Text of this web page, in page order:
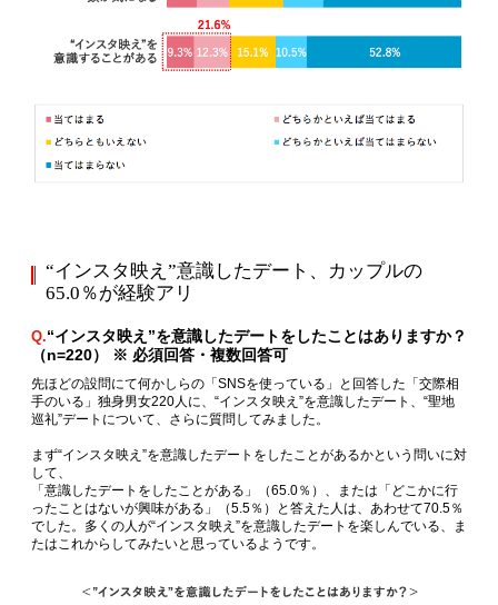
“インスタ映え”意識したデート、カップルの
65.0％が経験アリ
Q.“インスタ映え”を意識したデートをしたことはありますか？
（n=220） ※ 必須回答・複数回答可
先ほどの設問にて何かしらの「SNSを使っている」と回答した「交際相
手のいる」独身男女220人に、“インスタ映え”を意識したデート、“聖地
巡礼”デートについて、さらに質問してみました。
まず“インスタ映え”を意識したデートをしたことがあるかという問いに対
して、
「意識したデートをしたことがある」（65.0％）、または「どこかに行
ったことはないが興味がある」（5.5％）と答えた人は、あわせて70.5％
でした。多くの人が“インスタ映え”を意識したデートを楽しんでいる、ま
たはこれからしてみたいと思っているようです。